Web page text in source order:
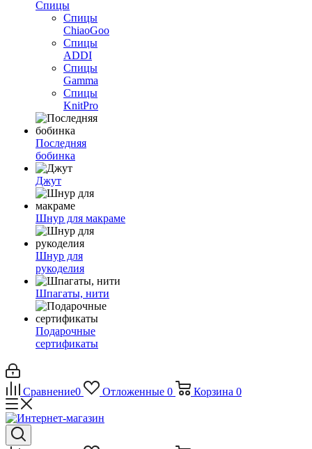
Спицы
Спицы
ChiaoGoo
Спицы
ADDI
Спицы
Gamma
Спицы
KnitPro
Последняя
бобинка
Джут
Шнур для макраме
Шнур для
рукоделия
Шпагаты, нити
Подарочные
сертификаты
Сравнение0 Отложенные 0 Корзина 0